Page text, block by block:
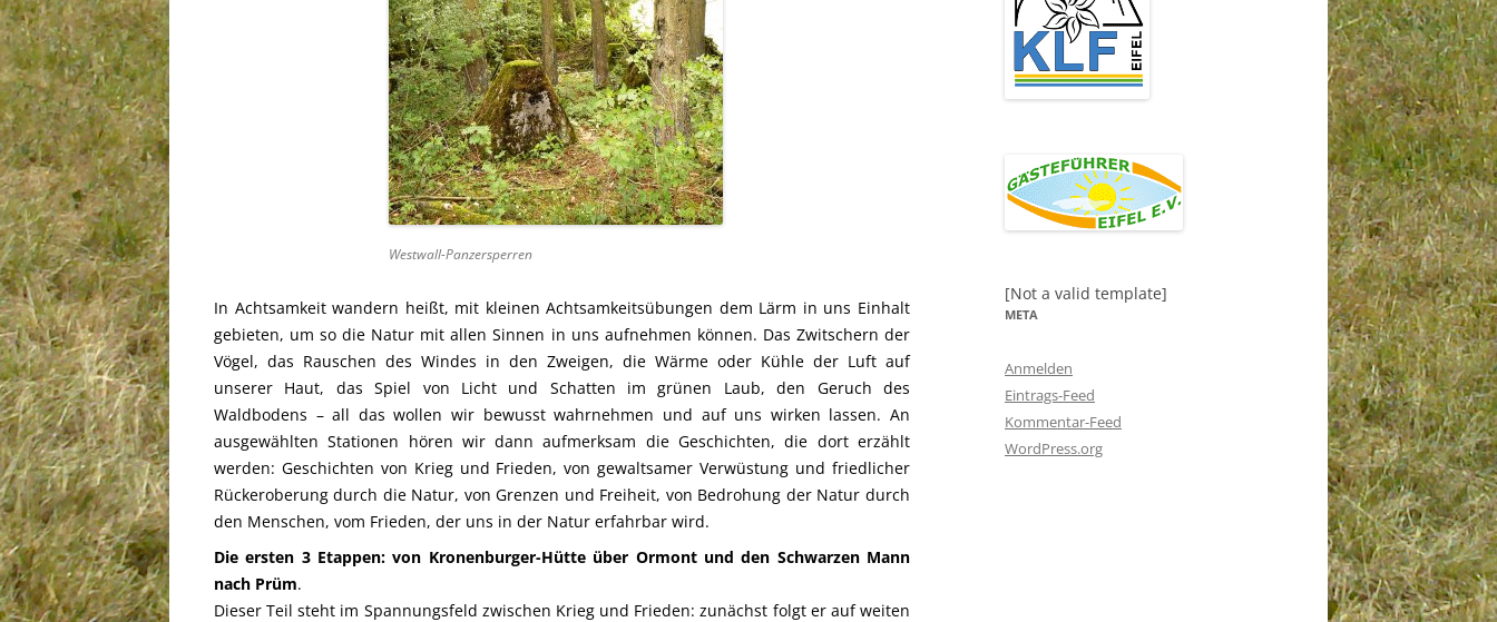
Westwall-Panzersperren
In Achtsamkeit wandern heißt, mit kleinen Achtsamkeitsübungen dem Lärm in uns Einhalt
gebieten, um so die Natur mit allen Sinnen in uns aufnehmen können. Das Zwitschern der
Vögel, das Rauschen des Windes in den Zweigen, die Wärme oder Kühle der Luft auf
unserer Haut, das Spiel von Licht und Schatten im grünen Laub, den Geruch des
Waldbodens – all das wollen wir bewusst wahrnehmen und auf uns wirken lassen. An
ausgewählten Stationen hören wir dann aufmerksam die Geschichten, die dort erzählt
werden: Geschichten von Krieg und Frieden, von gewaltsamer Verwüstung und friedlicher
Rückeroberung durch die Natur, von Grenzen und Freiheit, von Bedrohung der Natur durch
den Menschen, vom Frieden, der uns in der Natur erfahrbar wird.
Die ersten 3 Etappen: von Kronenburger-Hütte über Ormont und den Schwarzen Mann
nach Prüm.
Dieser Teil steht im Spannungsfeld zwischen Krieg und Frieden: zunächst folgt er auf weiten
[Not a valid template]
META
Anmelden
Eintrags-Feed
Kommentar-Feed
WordPress.org